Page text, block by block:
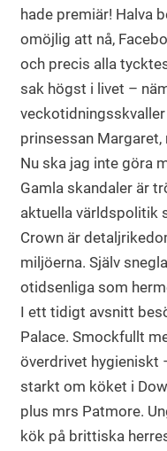
hade premiär! Halva
omöjlig att nå,
och precis alla
sak högst i livet –
prinsessan Margaret,
Nu ska jag inte göra
Gamla skandaler är
aktuella världspolitik
Crown är
miljöerna. Själv
otidsenliga som
I ett tidigt avsnitt
Palace. Smockfullt
överdrivet hygieniskt
starkt om köket i
plus mrs Patmore.
kök på brittiska